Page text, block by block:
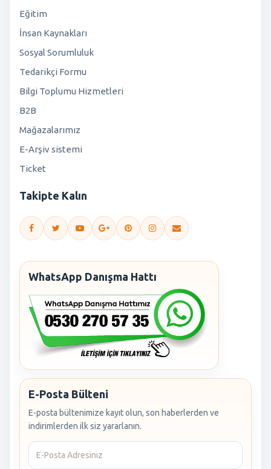
Eğitim
İnsan Kaynakları
Sosyal Sorumluluk
Tedarikçi Formu
Bilgi Toplumu Hizmetleri
B2B
Mağazalarımız
E-Arşiv sistemi
Ticket
Takipte Kalın
WhatsApp Danışma Hattı
E-Posta Bülteni
E-posta bültenimize kayıt olun, son haberlerden ve
indirimlerden ilk siz yararlanın.